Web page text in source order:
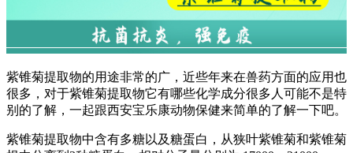
紫锥菊提取物的用途非常的广，近些年来在兽药方面的应用也
很多，对于紫锥菊提取物它有哪些化学成分很多人可能不是特
别的了解，一起跟西安宝乐康动物保健来简单的了解一下吧。
紫锥菊提取物中含有多糖以及糖蛋白，从狭叶紫锥菊和紫锥菊